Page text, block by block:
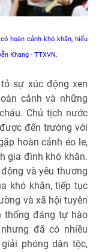
hoàn cảnh khó khăn, hiếu
Khang - TTXVN.
sự xúc động xen
cảnh và những
Chủ tịch nước
đến trường với
hoàn cảnh éo le,
gia đình khó khăn.
và yêu thương
khó khăn, tiếp tục
và xã hội tuyên
thống đáng tự hào
đã có nhiều
phóng dân tộc,